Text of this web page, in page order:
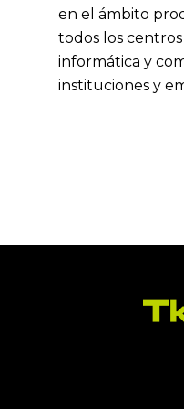
en el ámbito
todos los
informática y
instituciones y